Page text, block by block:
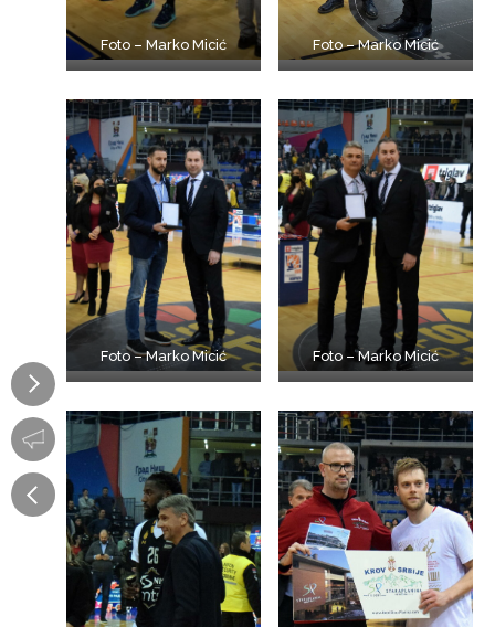
Foto – Marko Micić Foto – Marko Micić
Foto – Marko Micić Foto – Marko Micić